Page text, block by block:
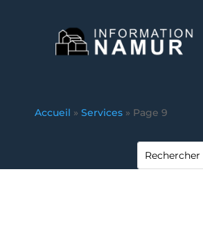
Accueil » Services » Page 9